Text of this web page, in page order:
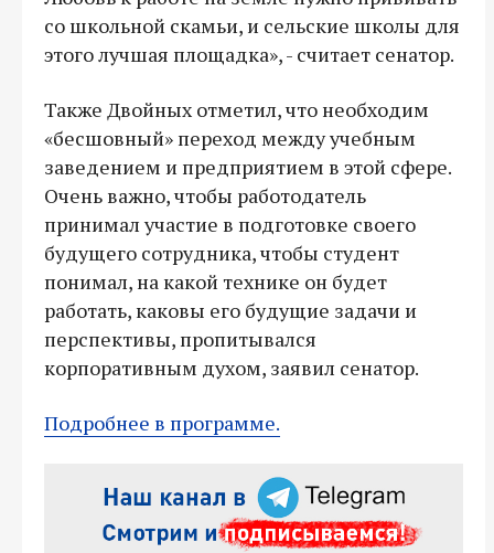
со школьной скамьи, и сельские школы для
этого лучшая площадка», - считает сенатор.
Также Двойных отметил, что необходим
«бесшовный» переход между учебным
заведением и предприятием в этой сфере.
Очень важно, чтобы работодатель
принимал участие в подготовке своего
будущего сотрудника, чтобы студент
понимал, на какой технике он будет
работать, каковы его будущие задачи и
перспективы, пропитывался
корпоративным духом, заявил сенатор.
Подробнее в программе.